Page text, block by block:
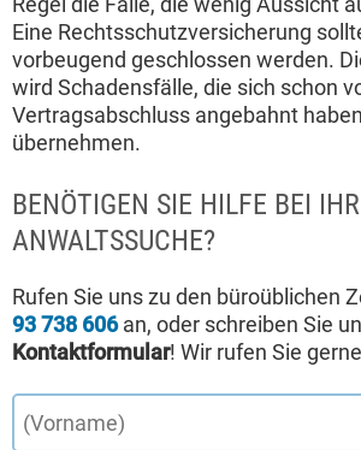
Eine Rechtsschutzversicherung
vorbeugend geschlossen werden.
wird Schadensfälle, die sich schon
Vertragsabschluss angebahnt
übernehmen.
BENÖTIGEN SIE HILFE BEI
ANWALTSSUCHE?
Rufen Sie uns zu den büroüblichen
93 738 606an, oder schreiben Sie
Kontaktformular! Wir rufen Sie